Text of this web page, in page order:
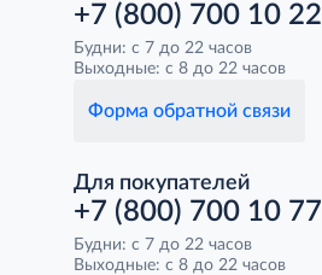
+7 (800) 700 10 22
Будни: с 7 до 22 часов
Выходные: с 8 до 22 часов
Форма обратной связи
Для покупателей
+7 (800) 700 10 77
Будни: с 7 до 22 часов
Выходные: с 8 до 22 часов